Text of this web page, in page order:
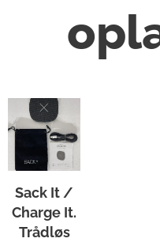
Sack It /
Charge It.
Trådløs